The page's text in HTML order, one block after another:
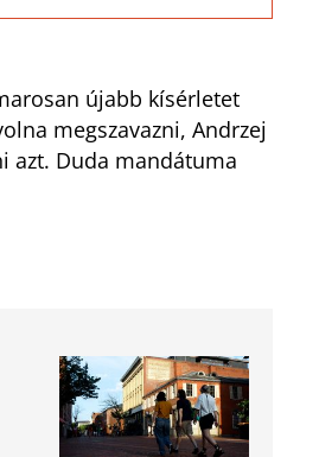
újabb kísérletet
megszavazni, Andrzej
azt. Duda mandátuma